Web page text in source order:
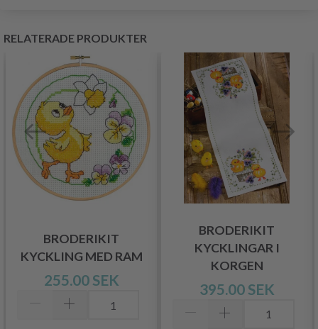
RELATERADE PRODUKTER
BRODERIKIT
KYCKLING MED RAM
255.00 SEK
BRODERIKIT
KYCKLINGAR I
KORGEN
395.00 SEK